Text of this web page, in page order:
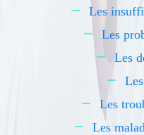
Les
Les
Les
Les
Les